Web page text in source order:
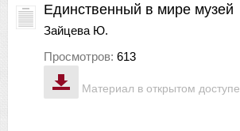
Материал в открытом доступе
Единственный в мире музей
Зайцева Ю.
Просмотров: 613